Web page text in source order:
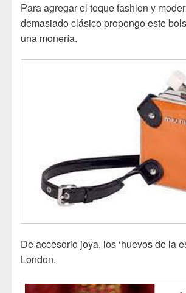
Para agregar el toque fashion y
demasiado clásico propongo este
una monería.
De accesorio joya, los ‘huevos de la
London.